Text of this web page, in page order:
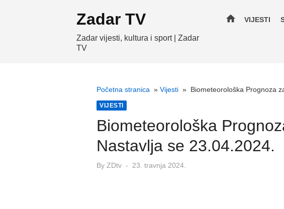
Zadar TV
Zadar vijesti, kultura i sport | Zadar
TV
home VIJESTI
Početna stranica » Vijesti » Biometeorološka Prognoza
VIJESTI
Biometeorološka
Nastavlja se 23.04.2024.
By ZDtv
Posted
23. travnja 2024.